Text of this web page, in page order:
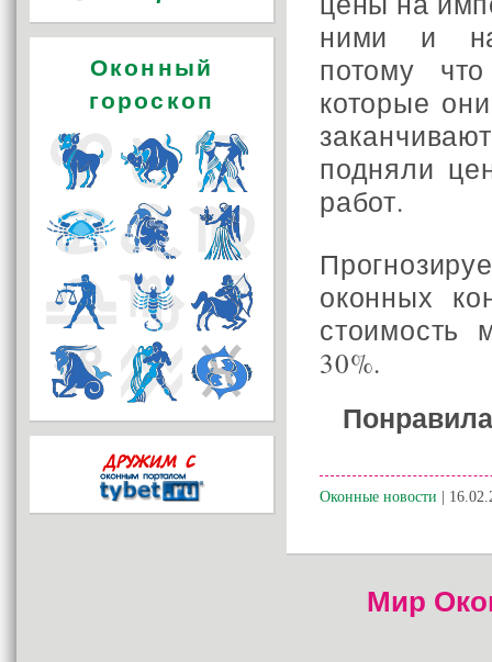
ними и на
потому
что
которые
подняли
работ.
оконных
стоимость
30%.
Оконные новости |
Оконный
гороскоп
Мир